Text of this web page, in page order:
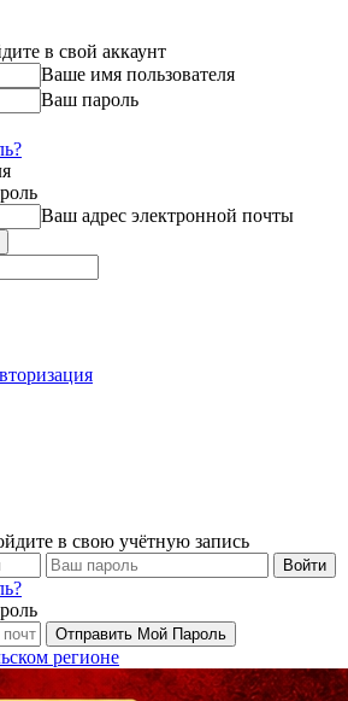
в свой аккаунт
Ваше имя пользователя
Ваш пароль
Ваш адрес электронной почты
в свою учётную запись
регионе